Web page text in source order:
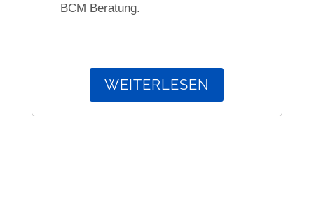
BCM Beratung.
WEITERLESEN